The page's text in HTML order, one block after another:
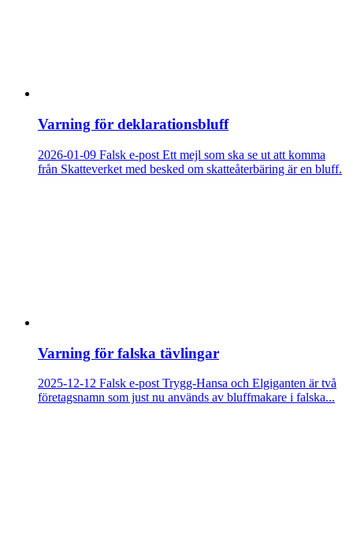
Varning för deklarationsbluff
2026-01-09 Falsk e-post Ett mejl som ska se ut att komma
från Skatteverket med besked om skatteåterbäring är en bluff.
Varning för falska tävlingar
2025-12-12 Falsk e-postTrygg-Hansa och Elgiganten är två
företagsnamn som just nu används av bluffmakare i falska...